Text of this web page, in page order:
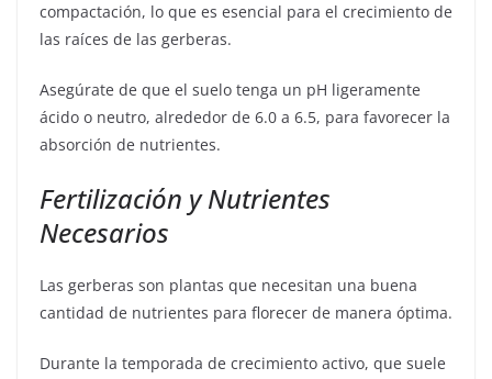
compactación, lo que es esencial para el crecimiento de
las raíces de las gerberas.
Asegúrate de que el suelo tenga un pH ligeramente
ácido o neutro, alrededor de 6.0 a 6.5, para favorecer la
absorción de nutrientes.
Fertilización y Nutrientes
Necesarios
Las gerberas son plantas que necesitan una buena
cantidad de nutrientes para florecer de manera óptima.
Durante la temporada de crecimiento activo, que suele